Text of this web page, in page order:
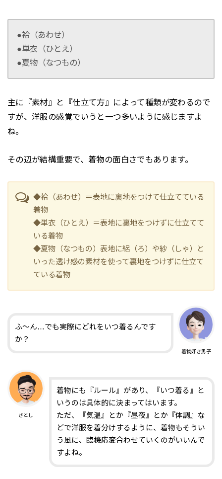
●袷（あわせ）
●単衣（ひとえ）
●夏物（なつもの）
主に『素材』と『仕立て方』によって種類が変わるので
すが、洋服の感覚でいうと一つ多いように感じますよ
ね。
その辺が結構重要で、着物の面白さでもあります。
◆袷（あわせ）＝表地に裏地をつけて仕立てている
着物
◆単衣（ひとえ）＝表地に裏地をつけずに仕立てて
いる着物
◆夏物（なつもの）表地に絽（ろ）や紗（しゃ）と
いった透け感の素材を使って裏地をつけずに仕立て
ている着物
着物好き男子
ふ〜ん…でも実際にどれをいつ着るんです
か？
さとし
着物にも『ルール』があり、『いつ着る』と
いうのは具体的に決まってはいます。
ただ、『気温』とか『昼夜』とか『体調』な
どで洋服を着分けするように、着物もそうい
う風に、臨機応変合わせていくのがいいんで
すよね。